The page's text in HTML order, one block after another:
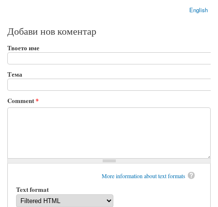
English
Добави нов коментар
Твоето име
Тема
Comment*
More information about text formats
Text format